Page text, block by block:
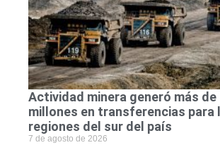
Actividad minera generó más de
millones en transferencias para
regiones del sur del país
7 de agosto de 2026